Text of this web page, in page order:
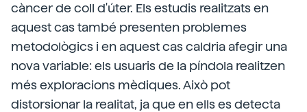
càncer de coll d'úter. Els estudis realitzats en
aquest cas també presenten problemes
metodològics i en aquest cas caldria afegir una
nova variable: els usuaris de la píndola realitzen
més exploracions mèdiques. Això pot
distorsionar la realitat, ja que en ells es detecta